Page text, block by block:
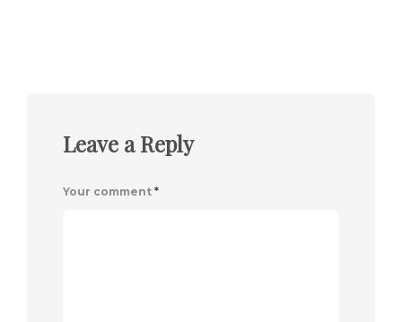
Leave a Reply
Your comment *